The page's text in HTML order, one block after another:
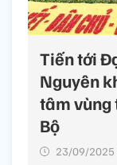
Tiến tới
Nguyên
tâm vùng
Bộ
23/09/2025